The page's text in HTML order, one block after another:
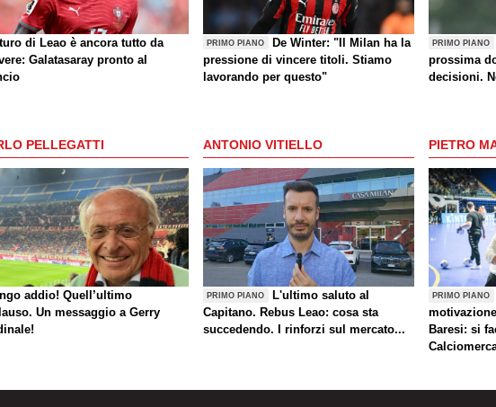
di Leao è ancora tutto da
Galatasaray pronto al
PRIMO PIANO
De Winter: "Il Milan ha la
pressione di vincere titoli. Stiamo
lavorando per questo"
PRIMO PIANO
prossima
decisioni.
PELLEGATTI
addio! Quell’ultimo
Un messaggio a Gerry
ANTONIO VITIELLO
PRIMO PIANO
L'ultimo saluto al
Capitano. Rebus Leao: cosa sta
succedendo. I rinforzi sul mercato...
PIETRO
PRIMO PIANO
Baresi: si